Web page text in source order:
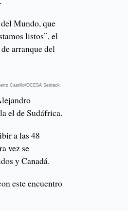
Mundo, que
listos”, el
arranque del
Castillo/OCESA Seitrack
el de Sudáfrica.
a las 48
vez se
y Canadá.
este encuentro